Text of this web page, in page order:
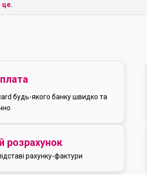
це.
будь-якого банку швидко та
розрахунок
рахунку-фактури